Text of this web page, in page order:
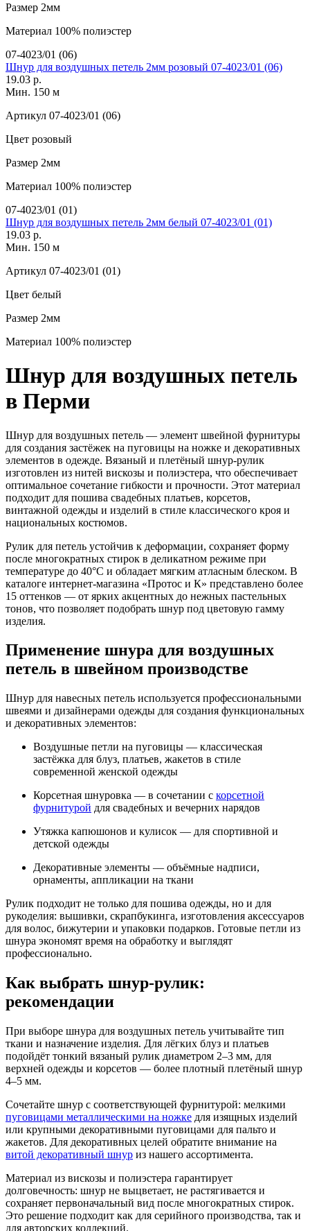
Размер 2мм
Материал 100% полиэстер
07-4023/01 (06)
Шнур для воздушных петель 2мм розовый 07-4023/01 (06)
19.03 р.
Мин. 150 м
Артикул 07-4023/01 (06)
Цвет розовый
Размер 2мм
Материал 100% полиэстер
07-4023/01 (01)
Шнур для воздушных петель 2мм белый 07-4023/01 (01)
19.03 р.
Мин. 150 м
Артикул 07-4023/01 (01)
Цвет белый
Размер 2мм
Материал 100% полиэстер
Шнур для воздушных петель
в Перми
Шнур для воздушных петель — элемент швейной фурнитуры
для создания застёжек на пуговицы на ножке и декоративных
элементов в одежде. Вязаный и плетёный шнур-рулик
изготовлен из нитей вискозы и полиэстера, что обеспечивает
оптимальное сочетание гибкости и прочности. Этот материал
подходит для пошива свадебных платьев, корсетов,
винтажной одежды и изделий в стиле классического кроя и
национальных костюмов.
Рулик для петель устойчив к деформации, сохраняет форму
после многократных стирок в деликатном режиме при
температуре до 40°C и обладает мягким атласным блеском. В
каталоге интернет-магазина «Протос и К» представлено более
15 оттенков — от ярких акцентных до нежных пастельных
тонов, что позволяет подобрать шнур под цветовую гамму
изделия.
Применение шнура для воздушных
петель в швейном производстве
Шнур для навесных петель используется профессиональными
швеями и дизайнерами одежды для создания функциональных
и декоративных элементов:
Воздушные петли на пуговицы — классическая
застёжка для блуз, платьев, жакетов в стиле
современной женской одежды
Корсетная шнуровка — в сочетании с корсетной
фурнитурой для свадебных и вечерних нарядов
Утяжка капюшонов и кулисок — для спортивной и
детской одежды
Декоративные элементы — объёмные надписи,
орнаменты, аппликации на ткани
Рулик подходит не только для пошива одежды, но и для
рукоделия: вышивки, скрапбукинга, изготовления аксессуаров
для волос, бижутерии и упаковки подарков. Готовые петли из
шнура экономят время на обработку и выглядят
профессионально.
Как выбрать шнур-рулик:
рекомендации
При выборе шнура для воздушных петель учитывайте тип
ткани и назначение изделия. Для лёгких блуз и платьев
подойдёт тонкий вязаный рулик диаметром 2–3 мм, для
верхней одежды и корсетов — более плотный плетёный шнур
4–5 мм.
Сочетайте шнур с соответствующей фурнитурой: мелкими
пуговицами металлическими на ножке для изящных изделий
или крупными декоративными пуговицами для пальто и
жакетов. Для декоративных целей обратите внимание на
витой декоративный шнур из нашего ассортимента.
Материал из вискозы и полиэстера гарантирует
долговечность: шнур не выцветает, не растягивается и
сохраняет первоначальный вид после многократных стирок.
Это решение подходит как для серийного производства, так и
для авторских коллекций.